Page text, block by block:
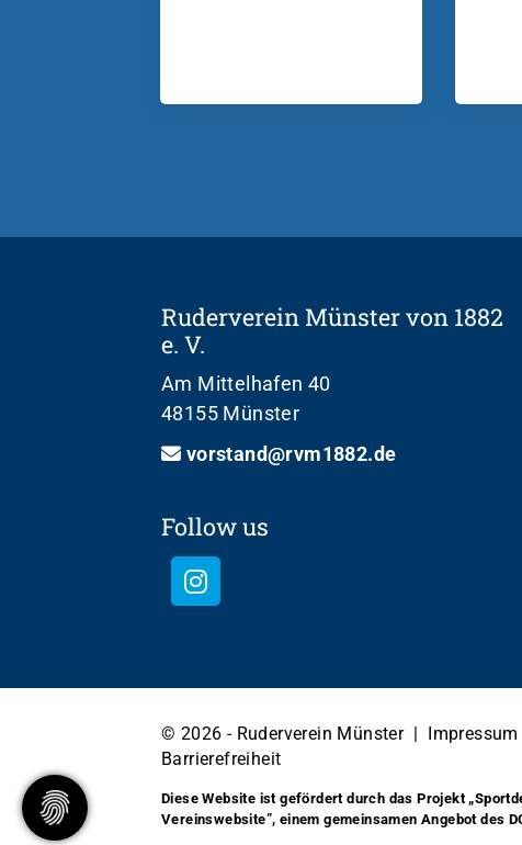
Ruderverein Münster von 1882
e. V.
Am Mittelhafen 40
48155 Münster
vorstand@rvm1882.de
Follow us
© 2026 - Ruderverein Münster | Impressum
Barrierefreiheit
Diese Website ist gefördert durch das Projekt
Vereinswebsite”, einem gemeinsamen Angebot des